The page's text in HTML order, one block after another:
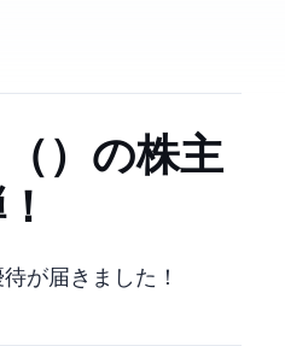
）の株主
が届きました！